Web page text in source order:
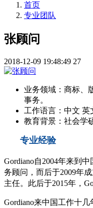
首页
专业团队
张顾问
2018-12-09 19:48:49 27
业务领域： 商标、
事务。
工作语言： 中文 英
教育背景： 社会学
专业经验
Gordiano自2004年来到
务顾问，而后于2009年
主任。此后于2015年，
Gordiano来中国工作十